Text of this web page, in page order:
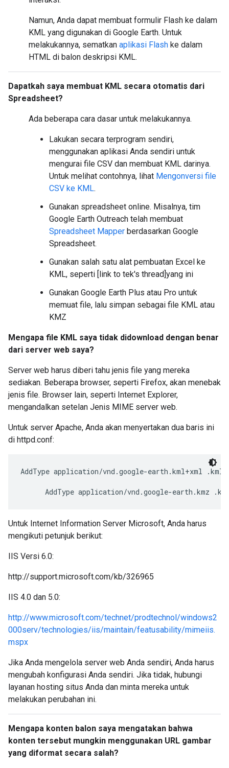
Namun, Anda dapat membuat formulir Flash ke dalam
KML yang digunakan di Google Earth. Untuk
melakukannya, sematkan aplikasi Flash ke dalam
HTML di balon deskripsi KML.
Dapatkah saya membuat KML secara otomatis dari
Spreadsheet?
Ada beberapa cara dasar untuk melakukannya.
Lakukan secara terprogram sendiri,
menggunakan aplikasi Anda sendiri untuk
mengurai file CSV dan membuat KML darinya.
Untuk melihat contohnya, lihat Mengonversi file
CSV ke KML.
Gunakan spreadsheet online. Misalnya, tim
Google Earth Outreach telah membuat
Spreadsheet Mapper berdasarkan Google
Spreadsheet.
Gunakan salah satu alat pembuatan Excel ke
KML, seperti [link to tek's thread]yang ini
Gunakan Google Earth Plus atau Pro untuk
memuat file, lalu simpan sebagai file KML atau
KMZ
Mengapa file KML saya tidak didownload dengan benar
dari server web saya?
Server web harus diberi tahu jenis file yang mereka
sediakan. Beberapa browser, seperti Firefox, akan menebak
jenis file. Browser lain, seperti Internet Explorer,
mengandalkan setelan Jenis MIME server web.
Untuk server Apache, Anda akan menyertakan dua baris ini
di httpd.conf:
AddType application/vnd.google-earth.kml+xml .kml
AddType application/vnd.google-earth.kmz
Untuk Internet Information Server Microsoft, Anda harus
mengikuti petunjuk berikut:
IIS Versi 6.0:
http://support.microsoft.com/kb/326965
IIS 4.0 dan 5.0:
http://www.microsoft.com/technet/prodtechnol/windows2
000serv/technologies/iis/maintain/featusability/mimeiis.
mspx
Jika Anda mengelola server web Anda sendiri, Anda harus
mengubah konfigurasi Anda sendiri. Jika tidak, hubungi
layanan hosting situs Anda dan minta mereka untuk
melakukan perubahan ini.
Mengapa konten balon saya mengatakan bahwa
konten tersebut mungkin menggunakan URL gambar
yang diformat secara salah?